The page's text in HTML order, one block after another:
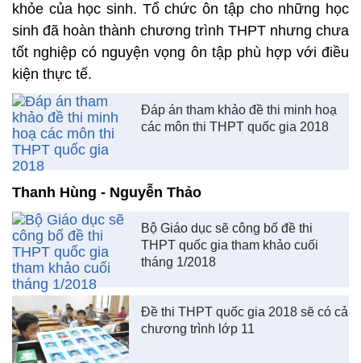
khỏe của học sinh. Tổ chức ôn tập cho những học
sinh đã hoàn thành chương trình THPT nhưng chưa
tốt nghiệp có nguyện vọng ôn tập phù hợp với điều
kiện thực tế.
Đáp án tham khảo đề thi minh hoạ
các môn thi THPT quốc gia 2018
Thanh Hùng - Nguyễn Thảo
Bộ Giáo dục sẽ công bố đề thi
THPT quốc gia tham khảo cuối
tháng 1/2018
Đề thi THPT quốc gia 2018 sẽ có cả
chương trình lớp 11